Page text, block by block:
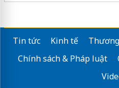
Tin tức Kinh tế
Chính sách & Pháp luật